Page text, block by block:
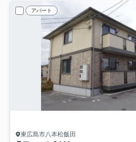
アパート
東広島市八本松飯田